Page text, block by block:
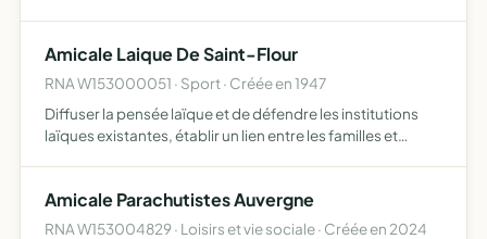
Amicale Laique De Saint-Flour
RNA W153000051 · Sport · Créée en 1947
Diffuser la pensée laïque et de défendre les institutions
laïques existantes, établir un lien entre les familles et
Amicale Parachutistes Auvergne
RNA W153004829 · Loisirs et vie sociale · Créée en 2024